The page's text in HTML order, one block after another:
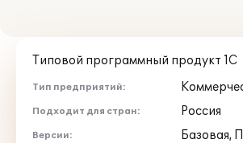
Типовой программный продукт 1С
Тип предприятий:
Подходит для стран: Россия
Версии: